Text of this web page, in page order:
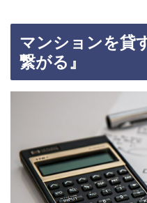
マンションを貸
繋がる』